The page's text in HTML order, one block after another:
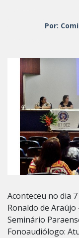
Por:
Aconteceu no dia
Ronaldo de Araújo
Seminário
Fonoaudiólogo: